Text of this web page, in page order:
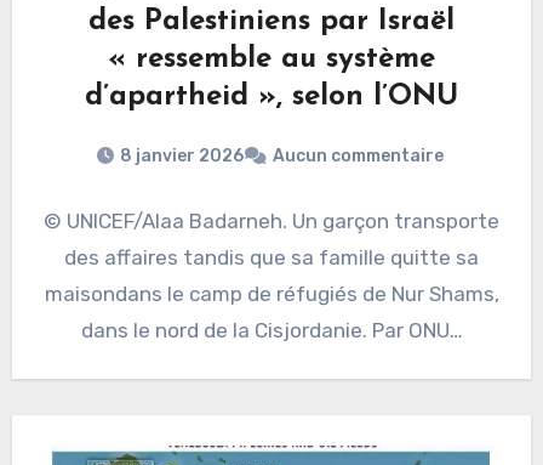
des Palestiniens par Israël
« ressemble au système
d’apartheid », selon l’ONU
8 janvier 2026 Aucun commentaire
© UNICEF/Alaa Badarneh. Un garçon transporte
des affaires tandis que sa famille quitte sa
maisondans le camp de réfugiés de Nur Shams,
dans le nord de la Cisjordanie. Par ONU…